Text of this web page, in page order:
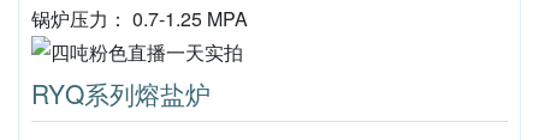
锅炉压力： 0.7-1.25 MPA
RYQ系列熔盐炉